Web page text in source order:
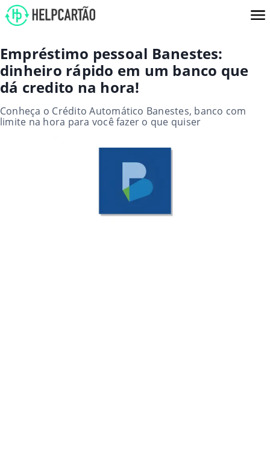
Empréstimo pessoal Banestes:
dinheiro rápido em um banco que
dá credito na hora!
Conheça o Crédito Automático Banestes, banco com
limite na hora​ para você fazer o que quiser